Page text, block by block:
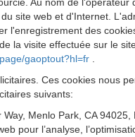
site web et d'Internet.
des
la visite effectuée sur le
gaoptout?hl=fr
Ces cookies nous
suivants:
Menlo Park, CA
pour l’analyse,